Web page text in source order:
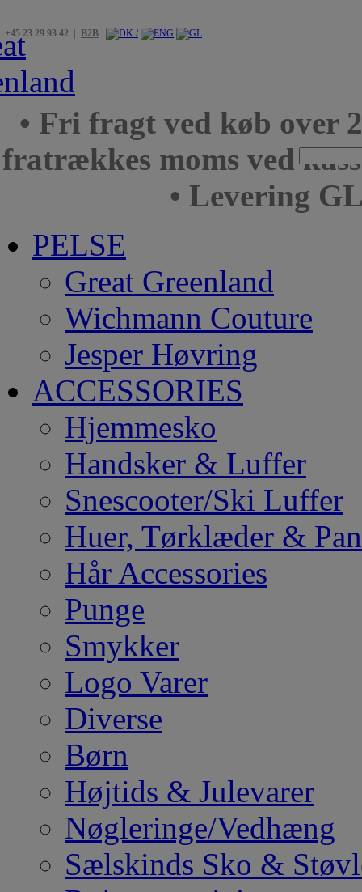
+45 23 29 93 42 | B2B
• Fri fragt ved køb over
fratrækkes moms ved
• Levering
PELSE
Great Greenland
Wichmann Couture
Jesper Høvring
ACCESSORIES
Hjemmesko
Handsker & Luffer
Snescooter/Ski Luffer
Huer, Tørklæder &
Hår Accessories
Punge
Smykker
Logo Varer
Diverse
Børn
Højtids & Julevarer
Nøgleringe/Vedhæng
Sælskinds Sko &